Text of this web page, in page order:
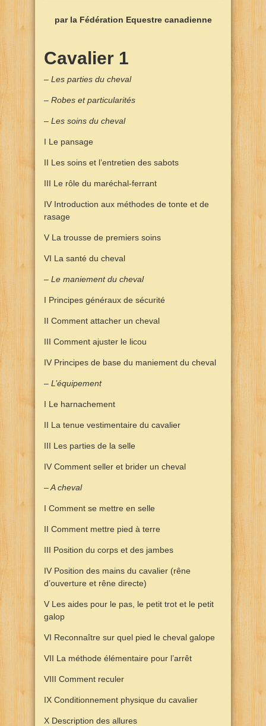
par la Fédération Equestre canadienne
Cavalier 1
– Les parties du cheval
– Robes et particularités
– Les soins du cheval
I Le pansage
II Les soins et l’entretien des sabots
III Le rôle du maréchal-ferrant
IV Introduction aux méthodes de tonte et de
rasage
V La trousse de premiers soins
VI La santé du cheval
– Le maniement du cheval
I Principes généraux de sécurité
II Comment attacher un cheval
III Comment ajuster le licou
IV Principes de base du maniement du cheval
– L’équipement
I Le harnachement
II La tenue vestimentaire du cavalier
III Les parties de la selle
IV Comment seller et brider un cheval
– A cheval
I Comment se mettre en selle
II Comment mettre pied à terre
III Position du corps et des jambes
IV Position des mains du cavalier (rêne
d’ouverture et rêne directe)
V Les aides pour le pas, le petit trot et le petit
galop
VI Reconnaître sur quel pied le cheval galope
VII La méthode élémentaire pour l’arrêt
VIII Comment reculer
IX Conditionnement physique du cavalier
X Description des allures